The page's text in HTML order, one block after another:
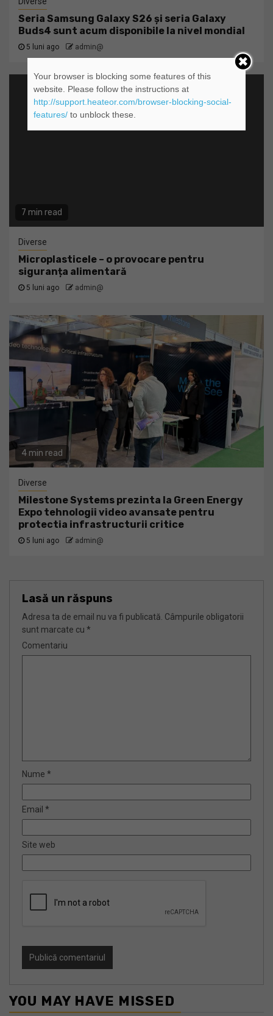
Seria Samsung Galaxy S26 și seria Galaxy
Buds4 sunt acum disponibile la nivel mondial
5 luni ago admin@
7 min read
Diverse
Microplasticele – o provocare pentru
siguranța alimentară
5 luni ago admin@
4 min read
Diverse
Milestone Systems prezinta la Green Energy
Expo tehnologii video avansate pentru
protectia infrastructurii critice
5 luni ago admin@
Lasă un răspuns
Adresa ta de email nu va fi publicată. Câmpurile obligatorii
sunt marcate cu *
Comentariu
Nume *
Email *
Site web
YOU MAY HAVE MISSED
Your browser is blocking some features of this
website. Please follow the instructions at
http://support.heateor.com/browser-blocking-social-
features/to unblock these.